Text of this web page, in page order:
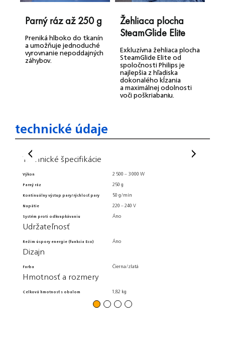
Parný ráz až 250 g
Preniká hlboko do tkanín
a umožňuje jednoduché
vyrovnanie nepoddajných
záhybov.
Žehliaca plocha
SteamGlide Elite
Exkluzívna žehliaca plocha
SteamGlide Elite od
spoločnosti Philips je
najlepšia z hľadiska
dokonalého kĺzania
a maximálnej odolnosti
voči poškriabaniu.
technické údaje
Technické špecifikácie
Výkon
Parný ráz
Kontinuálny výstup pary/rýchlosť pary
Napätie
Systém proti odkvapkávaniu
2 500 – 3 000 W
250 g
50 g/min
220 – 240 V
Áno
Udržateľnosť
Režim úspory energie (funkcia Eco) Áno
Dizajn
Farba Čierna/zlatá
Hmotnosť a rozmery
Celková hmotnosť s obalom 1,82 kg